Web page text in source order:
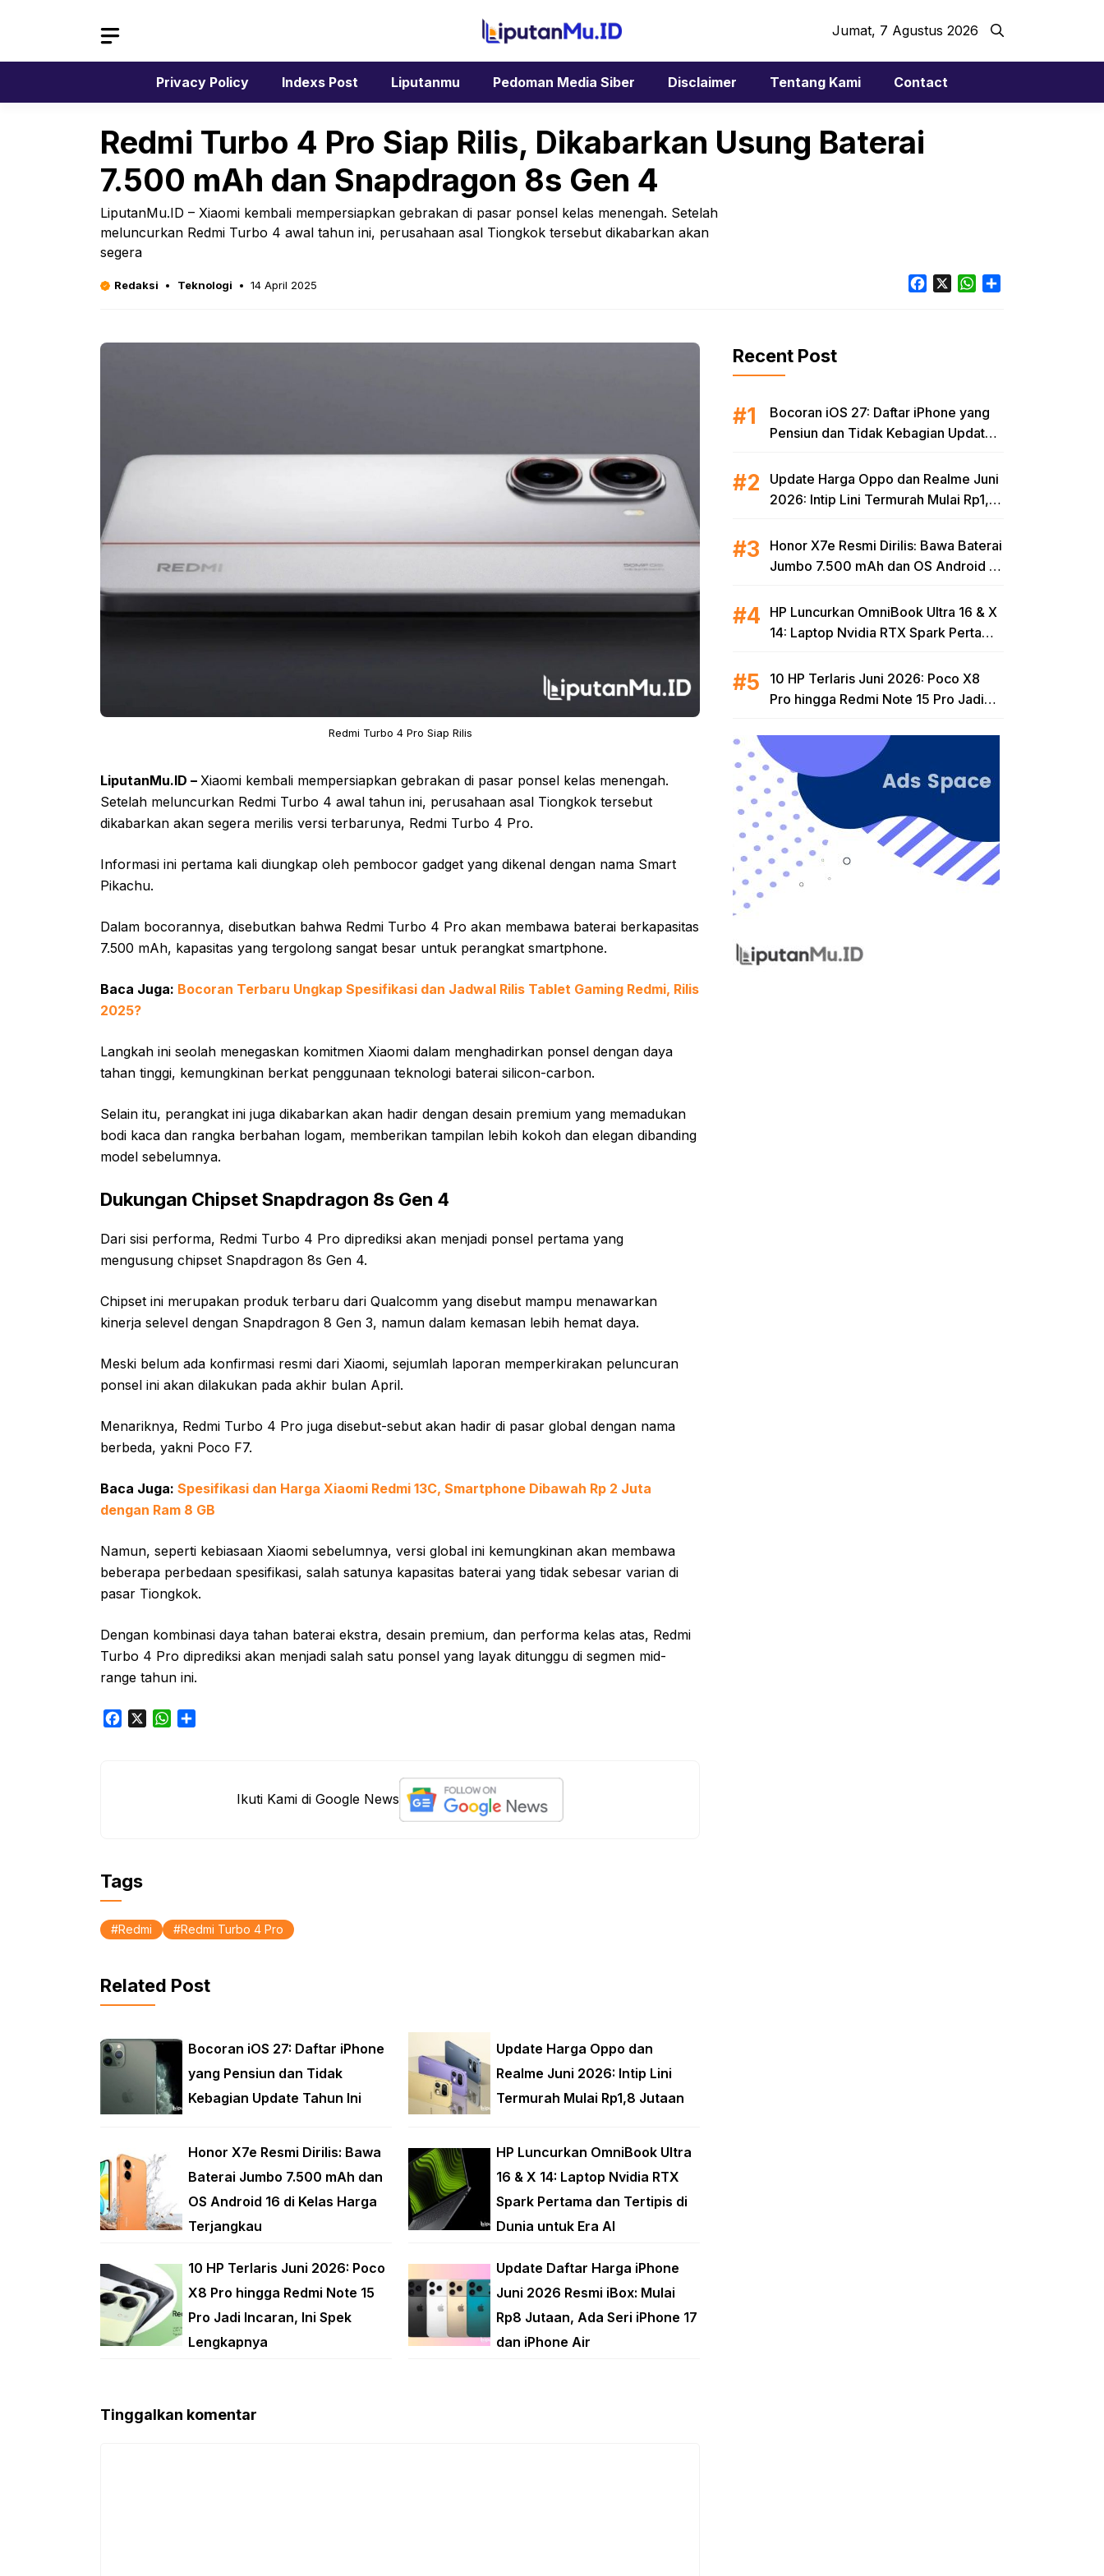
Jumat, 7 Agustus 2026
Privacy Policy Indexs Post Liputanmu Pedoman Media Siber Disclaimer Tentang Kami Contact
Redmi Turbo 4 Pro Siap Rilis, Dikabarkan Usung Baterai
7.500 mAh dan Snapdragon 8s Gen 4
LiputanMu.ID – Xiaomi kembali mempersiapkan gebrakan di pasar ponsel kelas menengah. Setelah
meluncurkan Redmi Turbo 4 awal tahun ini, perusahaan asal Tiongkok tersebut dikabarkan akan
segera
Redaksi Teknologi 14 April 2025 FacebookWhatsApp
Redmi Turbo 4 Pro Siap Rilis
LiputanMu.ID – Xiaomi kembali mempersiapkan gebrakan di pasar ponsel kelas menengah.
Setelah meluncurkan Redmi Turbo 4 awal tahun ini, perusahaan asal Tiongkok tersebut
dikabarkan akan segera merilis versi terbarunya, Redmi Turbo 4 Pro.
Informasi ini pertama kali diungkap oleh pembocor gadget yang dikenal dengan nama Smart
Pikachu.
Dalam bocorannya, disebutkan bahwa Redmi Turbo 4 Pro akan membawa baterai berkapasitas
7.500 mAh, kapasitas yang tergolong sangat besar untuk perangkat smartphone.
Baca Juga: Bocoran Terbaru Ungkap Spesifikasi dan Jadwal Rilis Tablet Gaming Redmi, Rilis
2025?
Langkah ini seolah menegaskan komitmen Xiaomi dalam menghadirkan ponsel dengan daya
tahan tinggi, kemungkinan berkat penggunaan teknologi baterai silicon-carbon.
Selain itu, perangkat ini juga dikabarkan akan hadir dengan desain premium yang memadukan
bodi kaca dan rangka berbahan logam, memberikan tampilan lebih kokoh dan elegan dibanding
model sebelumnya.
Dukungan Chipset Snapdragon 8s Gen 4
Dari sisi performa, Redmi Turbo 4 Pro diprediksi akan menjadi ponsel pertama yang
mengusung chipset Snapdragon 8s Gen 4.
Chipset ini merupakan produk terbaru dari Qualcomm yang disebut mampu menawarkan
kinerja selevel dengan Snapdragon 8 Gen 3, namun dalam kemasan lebih hemat daya.
Meski belum ada konfirmasi resmi dari Xiaomi, sejumlah laporan memperkirakan peluncuran
ponsel ini akan dilakukan pada akhir bulan April.
Menariknya, Redmi Turbo 4 Pro juga disebut-sebut akan hadir di pasar global dengan nama
berbeda, yakni Poco F7.
Baca Juga: Spesifikasi dan Harga Xiaomi Redmi 13C, Smartphone Dibawah Rp 2 Juta
dengan Ram 8 GB
Namun, seperti kebiasaan Xiaomi sebelumnya, versi global ini kemungkinan akan membawa
beberapa perbedaan spesifikasi, salah satunya kapasitas baterai yang tidak sebesar varian di
pasar Tiongkok.
Dengan kombinasi daya tahan baterai ekstra, desain premium, dan performa kelas atas, Redmi
Turbo 4 Pro diprediksi akan menjadi salah satu ponsel yang layak ditunggu di segmen mid-
range tahun ini.
W
Ikuti Kami di Google News
Tags
Redmi Redmi Turbo 4 Pro
Related Post
Bocoran iOS 27: Daftar iPhone
yang Pensiun dan Tidak
Kebagian Update Tahun Ini
Update Harga Oppo dan
Realme Juni 2026: Intip Lini
Termurah Mulai Rp1,8 Jutaan
Honor X7e Resmi Dirilis: Bawa
Baterai Jumbo 7.500 mAh dan
OS Android 16 di Kelas Harga
Terjangkau
HP Luncurkan OmniBook Ultra
16 & X 14: Laptop Nvidia RTX
Spark Pertama dan Tertipis di
Dunia untuk Era AI
10 HP Terlaris Juni 2026: Poco
X8 Pro hingga Redmi Note 15
Pro Jadi Incaran, Ini Spek
Lengkapnya
Update Daftar Harga iPhone
Juni 2026 Resmi iBox: Mulai
Rp8 Jutaan, Ada Seri iPhone 17
dan iPhone Air
Tinggalkan komentar
Recent Post
Bocoran iOS 27: Daftar iPhone yang
Pensiun dan Tidak Kebagian Update
Update Harga Oppo dan Realme Juni
2026: Intip Lini Termurah Mulai Rp1,8
Honor X7e Resmi Dirilis: Bawa Baterai
Jumbo 7.500 mAh dan OS Android 16
HP Luncurkan OmniBook Ultra 16 & X
14: Laptop Nvidia RTX Spark Pertama
10 HP Terlaris Juni 2026: Poco X8
Pro hingga Redmi Note 15 Pro Jadi